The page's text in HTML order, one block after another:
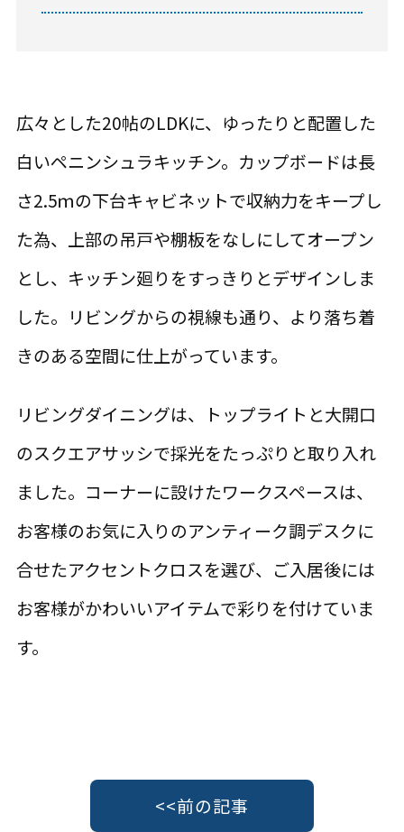
広々とした20帖のLDKに、ゆったりと配置した
白いペニンシュラキッチン。カップボードは長
さ2.5ｍの下台キャビネットで収納力をキープし
た為、上部の吊戸や棚板をなしにしてオープン
とし、キッチン廻りをすっきりとデザインしま
した。リビングからの視線も通り、より落ち着
きのある空間に仕上がっています。
リビングダイニングは、トップライトと大開口
のスクエアサッシで採光をたっぷりと取り入れ
ました。コーナーに設けたワークスペースは、
お客様のお気に入りのアンティーク調デスクに
合せたアクセントクロスを選び、ご入居後には
お客様がかわいいアイテムで彩りを付けていま
す。
<<前の記事